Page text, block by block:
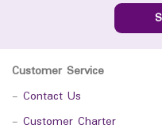
Customer Service
- Contact Us
- Customer Charter